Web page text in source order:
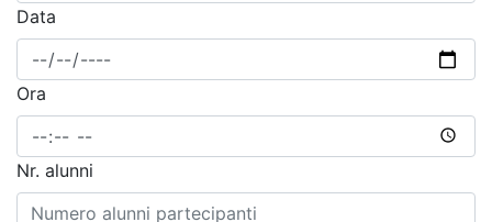
Data
Ora
Nr. alunni